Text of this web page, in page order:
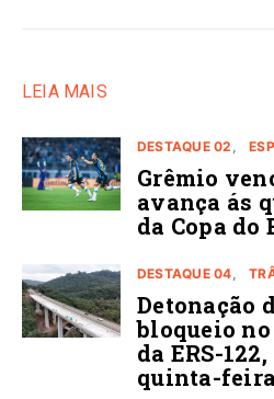
LEIA MAIS
DESTAQUE 02
Grêmio
avança ás
da Copa do
DESTAQUE 04
Detonação
bloqueio
da ERS-
quinta-